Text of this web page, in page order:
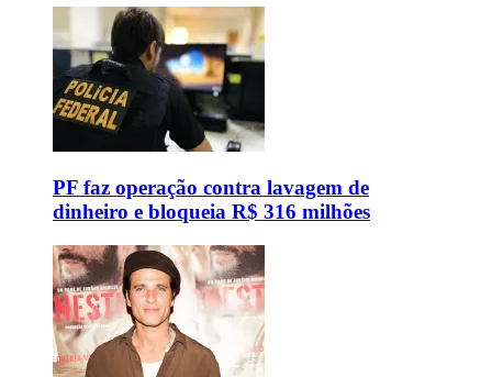
PF faz operação contra lavagem de
dinheiro e bloqueia R$ 316 milhões